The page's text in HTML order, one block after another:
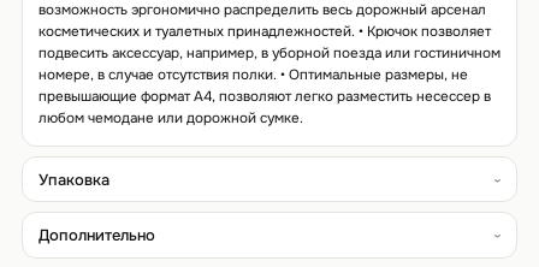
возможность эргономично распределить весь дорожный арсенал
косметических и туалетных принадлежностей. • Крючок позволяет
подвесить аксессуар, например, в уборной поезда или гостиничном
номере, в случае отсутствия полки. • Оптимальные размеры, не
превышающие формат А4, позволяют легко разместить несессер в
любом чемодане или дорожной сумке.
Упаковка
Дополнительно